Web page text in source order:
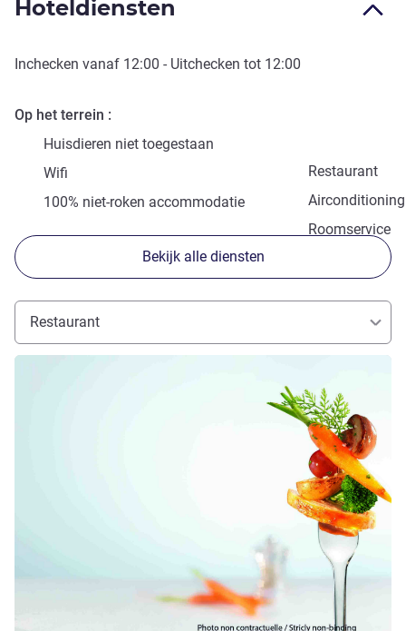
Hoteldiensten
Inchecken vanaf 12:00 - Uitchecken tot 12:00
Op het terrein
Huisdieren niet toegestaan
Restaurant
Wifi
Airconditioning
100% niet-roken accommodatie
Roomservice
Bekijk alle diensten
Restaurant
Meer informatie